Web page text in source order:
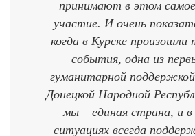
принимают в этом
участие. И очень
когда в Курске произошли
события, одна из
гуманитарной
Донецкой Народной
мы – единая страна, и
ситуациях всегда